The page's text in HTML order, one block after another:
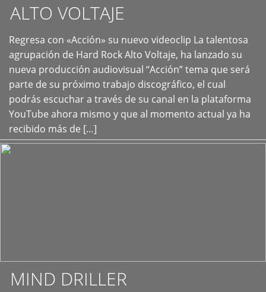
ALTO VOLTAJE
Regresa con «Acción» su nuevo videoclip La talentosa
agrupación de Hard Rock Alto Voltaje, ha lanzado su
nueva producción audiovisual “Acción” tema que será
parte de su próximo trabajo discográfico, el cual
podrás escuchar a través de su canal en la plataforma
YouTube ahora mismo y que al momento actual ya ha
recibido más de […]
+
MIND DRILLER